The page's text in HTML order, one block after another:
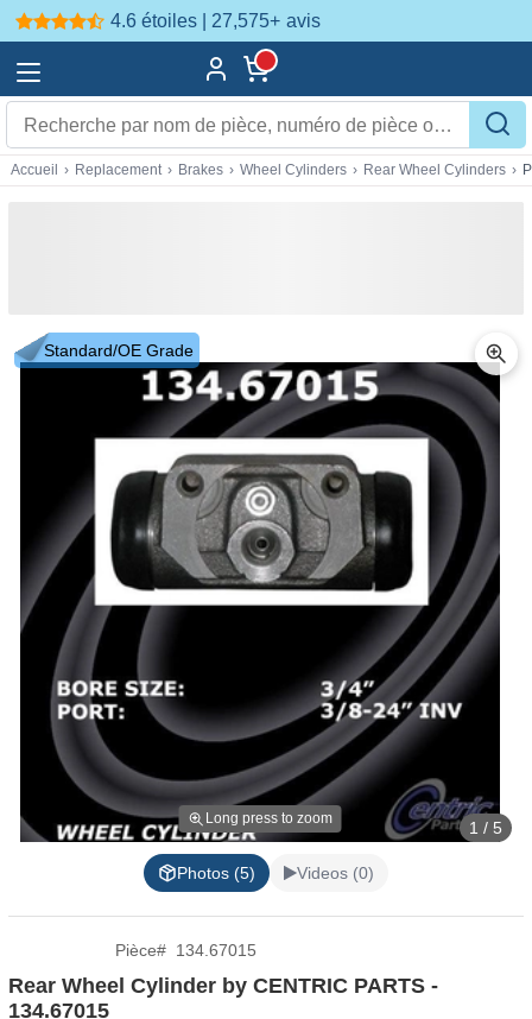
4.6 étoiles | 27,575+ avis
Accueil › Replacement › Brakes › Wheel Cylinders › Rear Wheel Cylinders ›
Standard/OE Grade
Long press to zoom 1 / 5
Photos (5) Videos (0)
Pièce# 134.67015
Rear Wheel Cylinder by CENTRIC PARTS -
134.67015